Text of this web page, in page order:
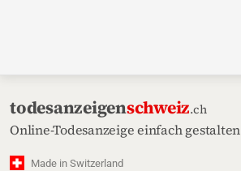
todesanzeigenschweiz.ch
Online-Todesanzeige einfach gestalten
Made in Switzerland